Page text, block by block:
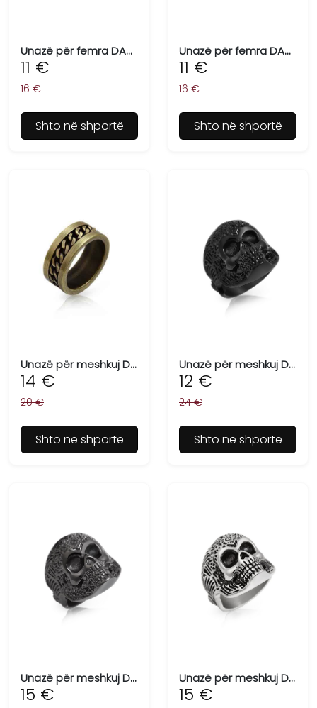
Unazë për femra DANIEL KLEIN DKJ.3.6006-M-1
11 €
16 €
Shto në shportë
Unazë për femra DANIEL KLEIN DKJ.3.6006-M-2
11 €
16 €
Shto në shportë
Unazë për meshkuj DANIEL KLEIN DKJ.2.2000-M-3
14 €
20 €
Shto në shportë
Unazë për meshkuj DANIEL KLEIN DKJ.2.2001-M-3
12 €
24 €
Shto në shportë
Unazë për meshkuj DANIEL KLEIN DKJ.2.2001-M-2
15 €
Unazë për meshkuj DANIEL KLEIN DKJ.2.2001-M-3
15 €